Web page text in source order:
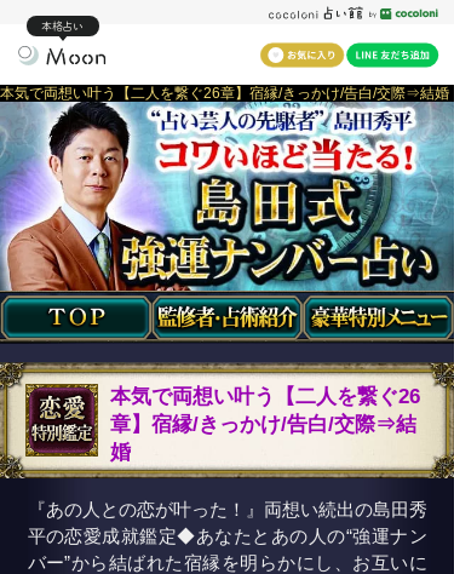
本格占い
本気で両想い叶う【二人を繋ぐ26章】宿縁/きっかけ/告白/交際⇒結婚
本気で両想い叶う【二人を繋ぐ26
章】宿縁/きっかけ/告白/交際⇒結
婚
『あの人との恋が叶った！』両想い続出の島田秀
平の恋愛成就鑑定◆あなたとあの人の“強運ナン
バー”から結ばれた宿縁を明らかにし、お互いに